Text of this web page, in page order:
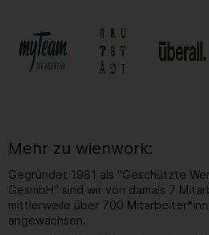
Mehr zu wienwork:
Gegründet 1981 als "Geschützte
GesmbH" sind wir von damals 7
mittlerweile über 700
angewachsen.